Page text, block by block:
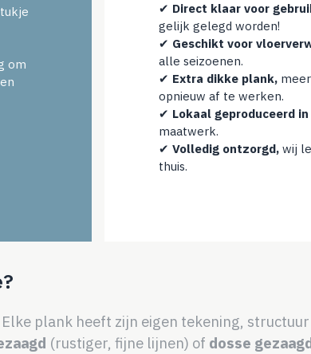
om
✔ Direct klaar voor
gelijk gelegd worden!
✔ Geschikt voor
alle seizoenen.
✔ Extra dikke plank,
opnieuw af te werken.
✔ Lokaal geproduceerd
maatwerk.
✔ Volledig ontzorgd,wij
thuis.
plank heeft zijn eigen tekening,
(rustiger, fijne lijnen) of dosse